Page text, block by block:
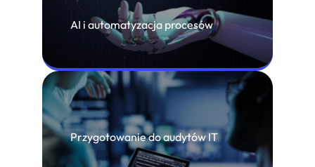
AI i automatyzacja procesów
Przygotowanie do audytów IT